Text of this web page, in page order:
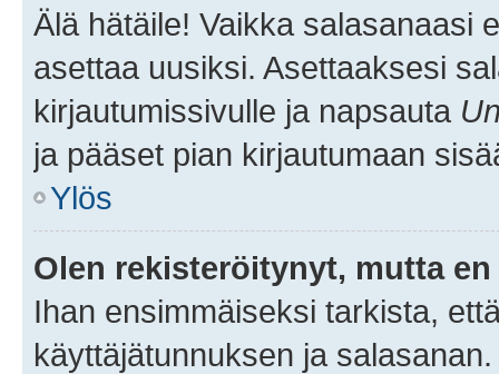
Älä hätäile! Vaikka salasanaasi
asettaa uusiksi. Asettaaksesi
kirjautumissivulle ja napsauta
ja pääset pian kirjautumaan
Ylös
Olen rekisteröitynyt, mutta
Ihan ensimmäiseksi tarkista,
käyttäjätunnuksen ja